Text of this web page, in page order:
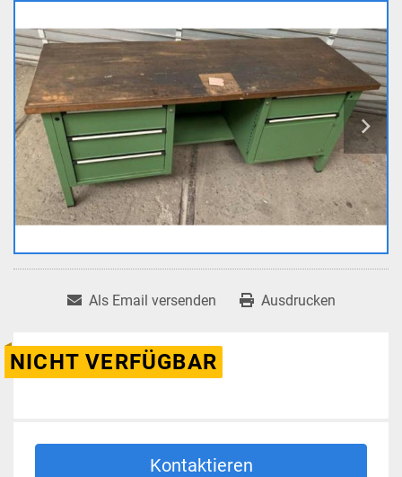
Als Email versenden Ausdrucken
NICHT VERFÜGBAR
Kontaktieren